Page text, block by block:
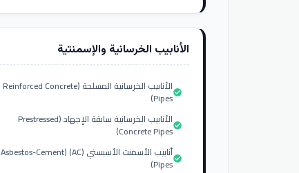
الأنابيب الخرسانية والإسمنتية
الأنابيب الخرسانية المسلحة (Reinforced Concrete
Pipes)check_circle
الأنابيب الخرسانية سابقة الإجهاد (Prestressed
Concrete Pipes)check_circle
أنابيب الأسمنت الأسبستي (AC) (Asbestos-Cement
Pipes)check_circle